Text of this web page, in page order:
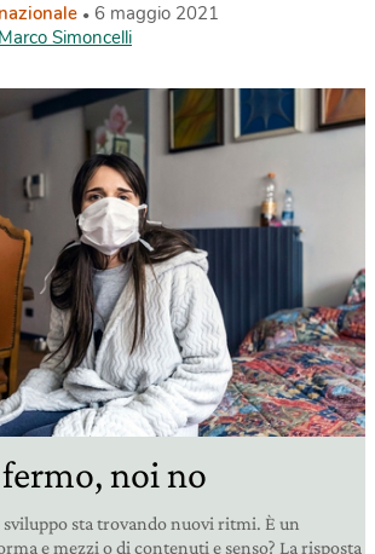
6 maggio 2021
Marco Simoncelli
noi no
sviluppo sta trovando nuovi ritmi. È un
e mezzi o di contenuti e senso? La risposta